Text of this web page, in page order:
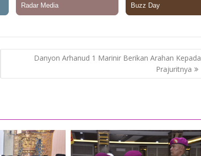
Danyon Arhanud 1 Marinir Berikan Arahan Kepada
Prajuritnya